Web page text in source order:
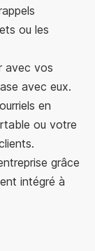
ou les
avec vos
avec eux.
en
ou votre
grâce
intégré à